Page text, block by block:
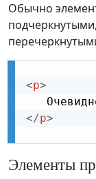
Обычно
<p>
</p>
Элементы